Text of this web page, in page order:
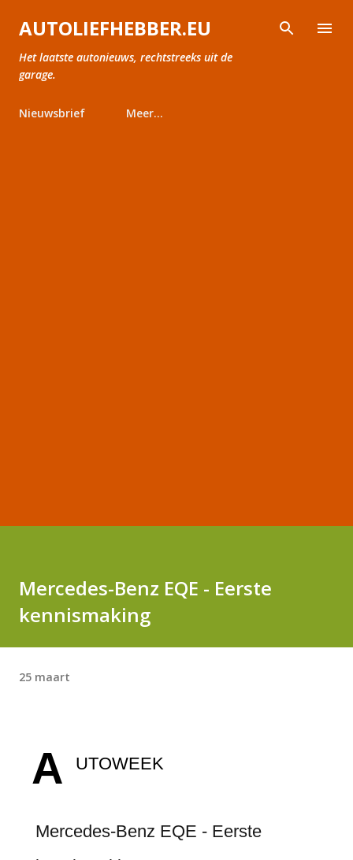
Doorgaan naar hoofdcontent
AUTOLIEFHEBBER.EU
Het laatste autonieuws, rechtstreeks uit de
garage.
Nieuwsbrief Meer…
Mercedes-Benz EQE - Eerste
kennismaking
25 maart
A UTOWEEK
Mercedes-Benz EQE - Eerste